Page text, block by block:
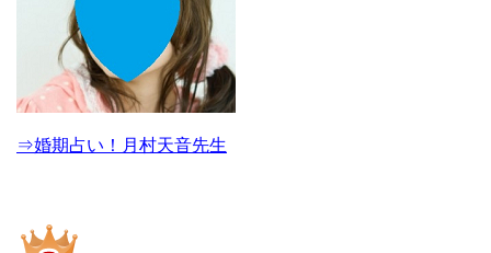
⇒婚期占い！月村天音先生